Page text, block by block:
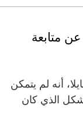
متابعة
أنه لم يتمكن
مباريات كأس العالم 2026 بالشكل الذي كان